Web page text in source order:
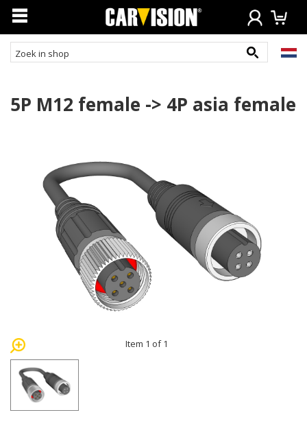
5P M12 female -> 4P asia female
Item 1 of 1